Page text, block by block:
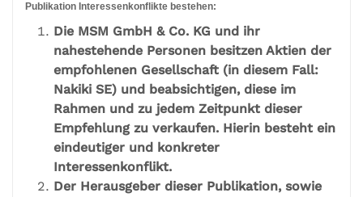
Publikation Interessenkonflikte bestehen:
Die MSM GmbH & Co. KG und ihr
nahestehende Personen besitzen Aktien der
empfohlenen Gesellschaft (in diesem Fall:
Nakiki SE) und beabsichtigen, diese im
Rahmen und zu jedem Zeitpunkt dieser
Empfehlung zu verkaufen. Hierin besteht ein
eindeutiger und konkreter
Interessenkonflikt.
Der Herausgeber dieser Publikation, sowie